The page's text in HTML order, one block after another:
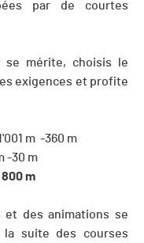
par de courtes
se mérite, choisis le
exigences et profite
m -360 m
-30 m
800 m
et des animations se
suite des courses